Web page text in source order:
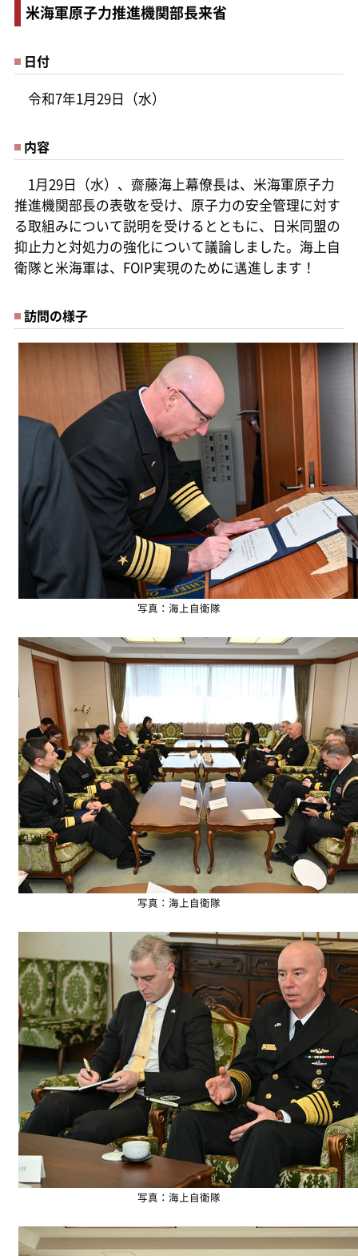
米海軍原子力推進機関部長来省
日付
令和7年1月29日（水）
内容
1月29日（水）、齋藤海上幕僚長は、米海軍原子力
推進機関部長の表敬を受け、原子力の安全管理に対す
る取組みについて説明を受けるとともに、日米同盟の
抑止力と対処力の強化について議論しました。海上自
衛隊と米海軍は、FOIP実現のために邁進します！
訪問の様子
写真：海上自衛隊
写真：海上自衛隊
写真：海上自衛隊